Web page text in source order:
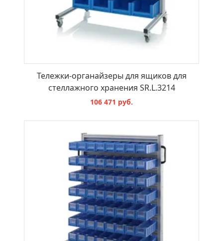
Тележки-органайзеры для ящиков для
стеллажного хранения SR.L.3214
106 471 руб.